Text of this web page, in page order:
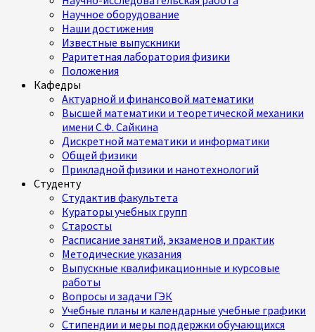
Научное оборудование
Наши достижения
Известные выпускники
Раритетная лаборатория физики
Положения
Кафедры
Актуарной и финансовой математики
Высшей математики и теоретической механики
имени С.Ф. Сайкина
Дискретной математики и информатики
Общей физики
Прикладной физики и нанотехнологий
Студенту
Студактив факультета
Кураторы учебных групп
Старосты
Расписание занятий, экзаменов и практик
Методические указания
Выпускные квалификационные и курсовые
работы
Вопросы и задачи ГЭК
Учебные планы и календарные учебные графики
Стипендии и меры поддержки обучающихся